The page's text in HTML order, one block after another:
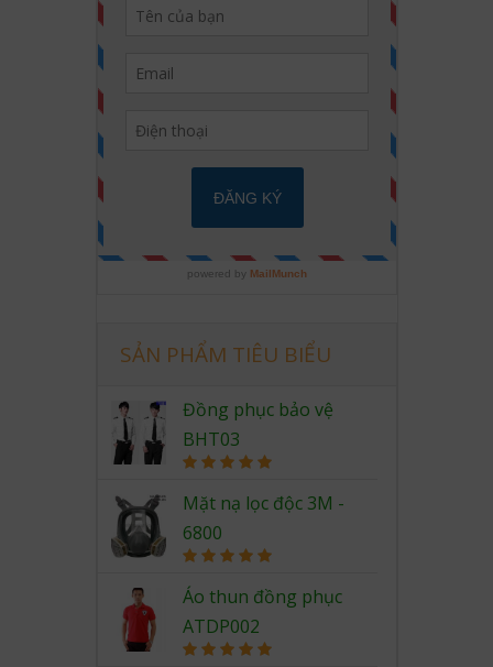
SẢN PHẨM TIÊU BIỂU
Đồng phục bảo vệ
BHT03
out of 5
Mặt nạ lọc độc 3M -
6800
out of 5
Áo thun đồng phục
ATDP002